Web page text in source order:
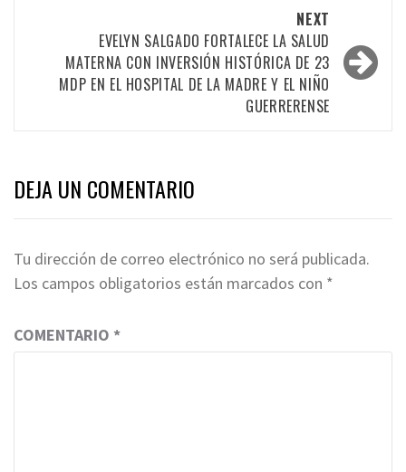
NEXT
EVELYN SALGADO FORTALECE LA SALUD
MATERNA CON INVERSIÓN HISTÓRICA DE 23
MDP EN EL HOSPITAL DE LA MADRE Y EL NIÑO
GUERRERENSE
DEJA UN COMENTARIO
Tu dirección de correo electrónico no será publicada.
Los campos obligatorios están marcados con *
COMENTARIO *